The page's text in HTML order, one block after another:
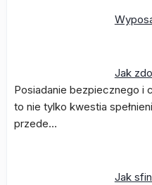
Jak
Posiadanie bezpiecznego i
to nie tylko kwestia
przede…
Jak